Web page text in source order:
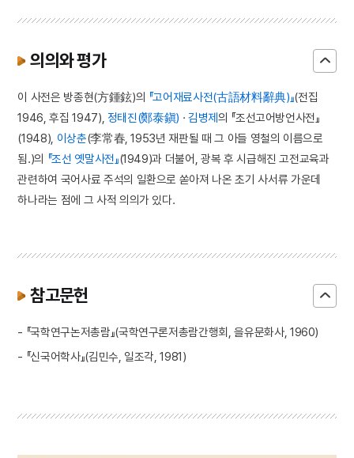
의의와 평가
이 사전은 방종현(方鍾鉉)의 『고어재료사전(古語材料辭典)』(전집
1946, 후집 1947), 정태진(鄭泰鎭) · 김병제의 『조선고어방언사전』
(1948), 이상춘(李常春, 1953년 재판될 때 그 아들 영철의 이름으로
됨.)의 『조선 옛말사전』(1949)과 더불어, 광복 후 시급해진 고전교육과
관련하여 국어사료 주석의 일환으로 쏟아져 나온 초기 사서류 가운데
하나라는 점에 그 사적 의의가 있다.
참고문헌
- 『국학연구논저총람』(국학연구론저총람간행회, 을유문화사, 1960)
- 『신국어학사』(김민수, 일조각, 1981)